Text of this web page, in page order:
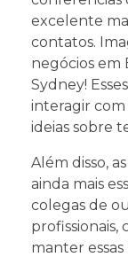
excelente
contatos.
negócios em
Sydney!
interagir com
ideias sobre
Além disso,
ainda mais
colegas de
profissionais,
manter